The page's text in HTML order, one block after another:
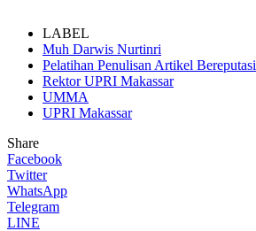
LABEL
Muh Darwis Nurtinri
Pelatihan Penulisan Artikel Bereputasi
Rektor UPRI Makassar
UMMA
UPRI Makassar
Share
Facebook
Twitter
WhatsApp
Telegram
LINE